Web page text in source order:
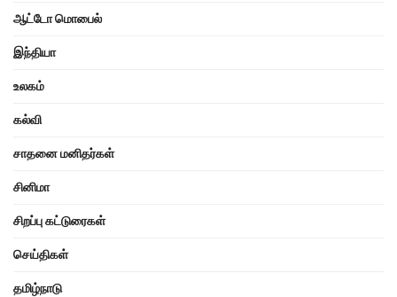
ஆட்டோ மொபைல்
இந்தியா
உலகம்
கல்வி
சாதனை மனிதர்கள்
சினிமா
சிறப்பு கட்டுரைகள்
செய்திகள்
தமிழ்நாடு